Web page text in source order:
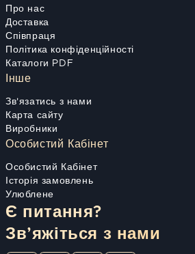
Про нас
Доставка
Співпраця
Політика конфіденційності
Каталоги PDF
Інше
Зв'язатись з нами
Карта сайту
Виробники
Особистий Кабінет
Особистий Кабінет
Історія замовлень
Улюблене
Є питання?
Зв’яжіться з нами